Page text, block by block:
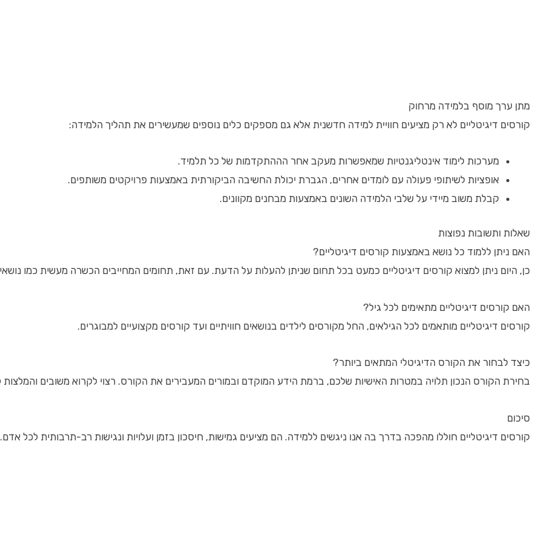
מתן ערך מוסף בלמידה מרחוק
קורסים דיגיטליים לא רק מציעים חוויית למידה חדשנית אלא גם מספקים כלים נוספים שמעשירים את תהליך הלמידה:
מערכות לימוד אינטליגנטיות שמאפשרות מעקב אחר הההתקדמות של כל תלמיד.
אופציות לשיתופי פעולה עם לומדים אחרים, הגברת יכולת החשיבה הביקורתית באמצעות פרויקטים משותפים.
קבלת משוב מיידי על שלבי הלמידה השונים באמצעות מבחנים מקוונים.
שאלות ותשובות נפוצות
האם ניתן ללמוד כל נושא באמצעות קורסים דיגיטליים?
כן, היום ניתן למצוא קורסים דיגיטליים כמעט בכל תחום שניתן להעלות על הדעת. עם זאת, תחומים המחייבים הכשרה מעשית כמו
האם קורסים דיגיטליים מתאימים לכל גיל?
קורסים דיגיטליים מותאמים לכל הגילאים, החל מקורסים לילדים בנושאים חוויתיים ועד קורסים מקצועיים למבוגרים.
כיצד לבחור את הקורס הדיגיטלי המתאים ביותר?
בחירת הקורס הנכון תלויה במטרות האישיות שלכם, ברמת הידע המוקדם ובמורים המעבירים את הקורס. רצוי לקרוא משובים
סיכום
קורסים דיגיטליים חוללו מהפכה בדרך בה אנו ניגשים ללמידה. הם מציעים גמישות, חיסכון בזמן ועלויות ונגישות רב-תרבותית